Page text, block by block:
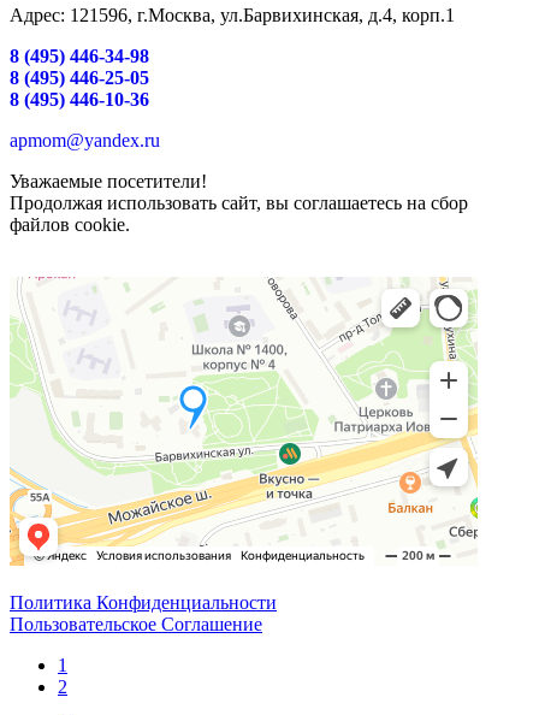
Адрес: 121596, г.Москва, ул.Барвихинская, д.4, корп.1
8 (495) 446-34-98
8 (495) 446-25-05
8 (495) 446-10-36
apmom@yandex.ru
Уважаемые посетители!
Продолжая использовать сайт, вы соглашаетесь на сбор
файлов cookie.
Политика Конфиденциальности
Пользовательское Соглашение
1
2